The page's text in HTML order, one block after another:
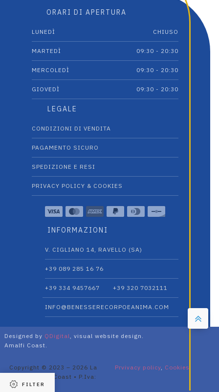
FILTER
possono
prodotto
89,00 €.
ORARI DI APERTURA
LUNEDÌ CHIUSO
MARTEDÌ 09:30 - 20:30
MERCOLEDÌ 09:30 - 20:30
GIOVEDÌ 09:30 - 20:30
LEGALE
CONDIZIONI DI VENDITA
PAGAMENTO SICURO
SPEDIZIONE E RESI
PRIVACY POLICY & COOKIES
INFORMAZIONI
V. CIGLIANO 14, RAVELLO (SA)
+39 089 285 16 76
+39 334 9457667‬ +39 320 7032111
INFO@BENESSERECORPOEANIMA.COM
Designed by QDigital
, visual website design.
Amalfi Coast.
Copyright © 2023 – 2026 La
Divina Amalfi Coast • P.Iva:
05685970658
Prvivacy policy, Cookies